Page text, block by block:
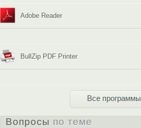
Adobe Reader
BullZip PDF Printer
Все программы
Вопросы по теме